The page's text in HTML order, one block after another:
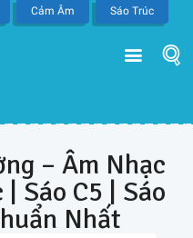
Cảm Âm Sáo Trúc
– Âm Nhạc
Sáo C5 | Sáo
Nhất